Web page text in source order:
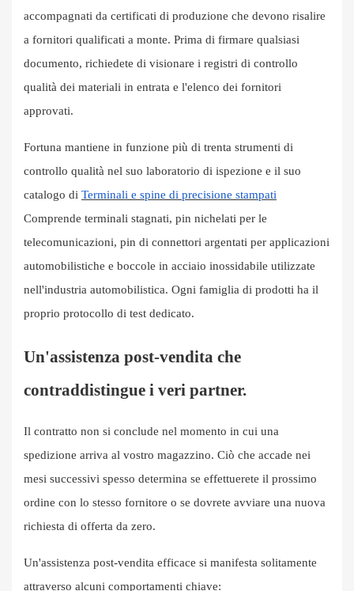
accompagnati da certificati di produzione che devono risalire
a fornitori qualificati a monte. Prima di firmare qualsiasi
documento, richiedete di visionare i registri di controllo
qualità dei materiali in entrata e l'elenco dei fornitori
approvati.
Fortuna mantiene in funzione più di trenta strumenti di
controllo qualità nel suo laboratorio di ispezione e il suo
catalogo di Terminali e spine di precisione stampati
Comprende terminali stagnati, pin nichelati per le
telecomunicazioni, pin di connettori argentati per applicazioni
automobilistiche e boccole in acciaio inossidabile utilizzate
nell'industria automobilistica. Ogni famiglia di prodotti ha il
proprio protocollo di test dedicato.
Un'assistenza post-vendita che
contraddistingue i veri partner.
Il contratto non si conclude nel momento in cui una
spedizione arriva al vostro magazzino. Ciò che accade nei
mesi successivi spesso determina se effettuerete il prossimo
ordine con lo stesso fornitore o se dovrete avviare una nuova
richiesta di offerta da zero.
Un'assistenza post-vendita efficace si manifesta solitamente
attraverso alcuni comportamenti chiave: